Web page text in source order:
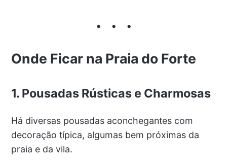
Onde Ficar na Praia do Forte
1. Pousadas Rústicas e Charmosas
Há diversas pousadas aconchegantes com
decoração típica, algumas bem próximas da
praia e da vila.